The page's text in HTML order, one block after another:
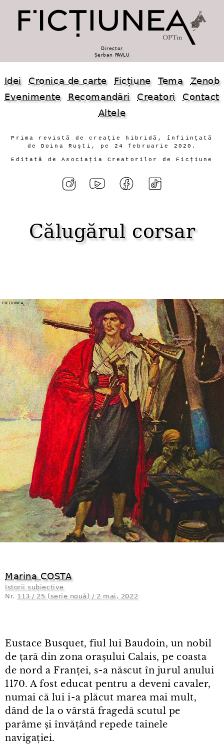
Director
Șerban PAVLU
Idei Cronica de carte Ficțiune Tema
Zenob
Evenimente
Recomandări Creatori
Contact
Altele
Prima revistă de creație hibridă, înființată
de Doina Ruști, pe 24 februarie 2020.
Editată de Asociația Creatorilor de Ficțiune
Călugărul corsar
Marina COSTA
Istorii subiective
Nr. 113 / 25 (serie nouă) / 2 mai, 2022
Eustace Busquet, fiul lui Baudoin, un nobil
de țară din zona orașului Calais, pe coasta
de nord a Franței, s⁠-⁠a născut în jurul anului
1170. A fost educat pentru a deveni cavaler,
numai că lui i⁠-⁠a plăcut marea mai mult,
dând de la o vârstă fragedă scutul pe
parâme și învățând repede tainele
navigației.